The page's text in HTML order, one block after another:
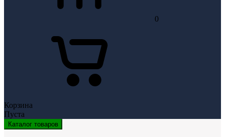
0
Корзина
Пуста
Каталог товаров